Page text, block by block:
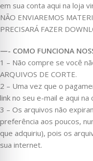
em sua conta aqui na loja
NÃO ENVIAREMOS
PRECISARÁ FAZER
—- COMO FUNCIONA
1 – Não compre se você
ARQUIVOS DE CORTE.
2 – Uma vez que o
link no seu e-mail e aqui
3 – Os arquivos não
preferência aos poucos,
que adquiriu), pois os
sua internet.